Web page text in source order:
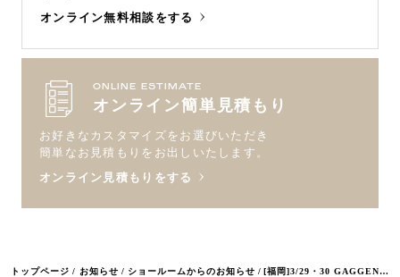
トップページ お知らせ ショールームからのお知らせ [福岡]3/29・30 GAGGENAUビルトイン機器実演体験会
オンライン無料相談をする
ONLINE ESTIMATE
オンライン簡単見積もり
お好きなカスタマイズをお選びいただき
簡単なお見積もりをお出しいたします。
オンライン見積もりをする